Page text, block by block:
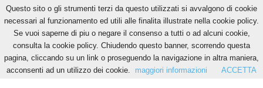
Home Tags Banana
Banana
Questo sito o gli strumenti terzi da questo utilizzati si avvalgono di cookie
necessari al funzionamento ed utili alle finalita illustrate nella cookie policy.
Se vuoi saperne di piu o negare il consenso a tutti o ad alcuni cookie,
consulta la cookie policy. Chiudendo questo banner, scorrendo questa
pagina, cliccando su un link o proseguendo la navigazione in altra maniera,
acconsenti ad un utilizzo dei cookie.
maggiori informazioni ACCETTA